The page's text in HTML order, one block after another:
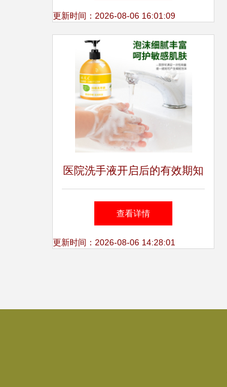
更新时间：2026-08-06 16:01:09
医院洗手液开启后的有效期知
多少？
查看详情
更新时间：2026-08-06 14:28:01